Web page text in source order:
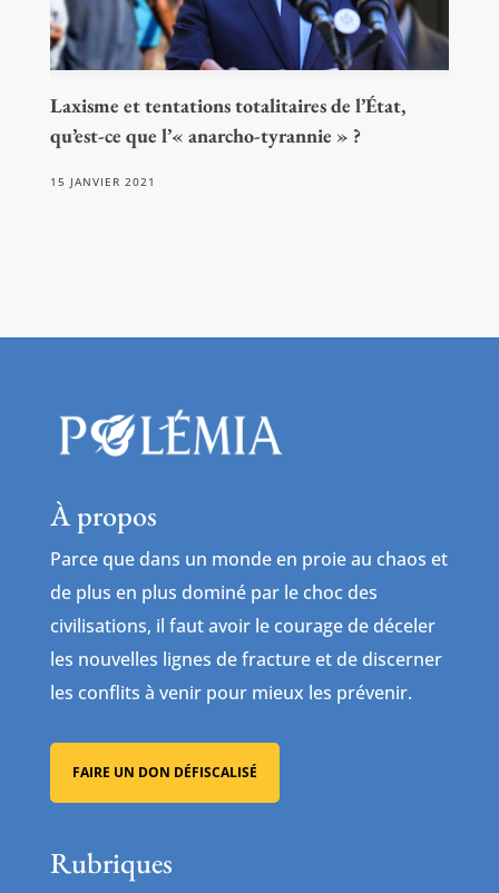
Laxisme et tentations totalitaires de l’État,
qu’est-ce que l’« anarcho-tyrannie » ?
15 JANVIER 2021
À propos
Parce que dans un monde en proie au chaos et
de plus en plus dominé par le choc des
civilisations, il faut avoir le courage de déceler
les nouvelles lignes de fracture et de discerner
les conflits à venir pour mieux les prévenir.
FAIRE UN DON DÉFISCALISÉ
Rubriques